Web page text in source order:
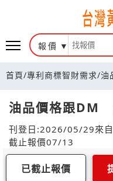
報價
首頁/專利商標智財需求/油
油品價格跟DM
刊登日:2026/05/29來
截止報價07/13
已截止報價